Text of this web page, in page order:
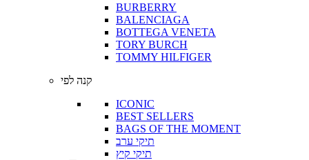
BURBERRY
BALENCIAGA
BOTTEGA VENETA
TORY BURCH
TOMMY HILFIGER
קנה לפי
ICONIC
BEST SELLERS
BAGS OF THE MOMENT
תיקי ערב
תיקי קיץ